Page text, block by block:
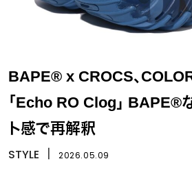
BAPE® x CROCS、
「Echo RO Clog」 BAPE®
ト感で再解釈
STYLE 2026.05.09